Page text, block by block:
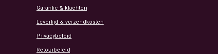
Garantie & klachten
Levertijd & verzendkosten
Privacybeleid
Retourbeleid